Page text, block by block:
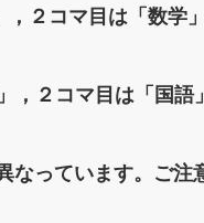
２コマ目は「数学」
，２コマ目は「国語
っています。ご注